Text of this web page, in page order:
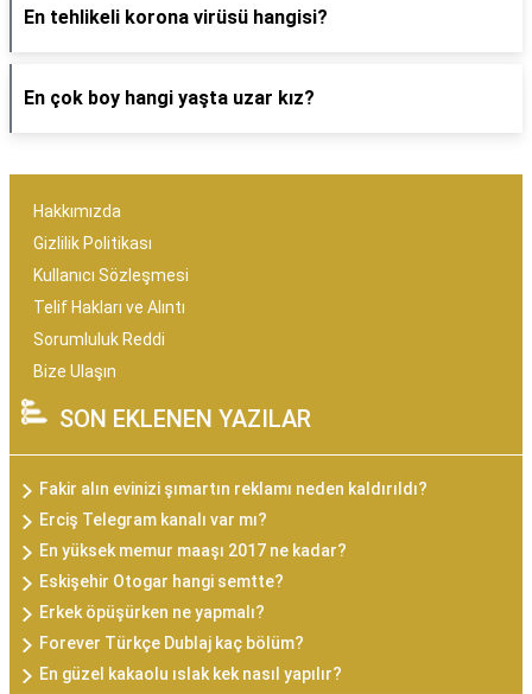
En tehlikeli korona virüsü hangisi?
En çok boy hangi yaşta uzar kız?
Hakkımızda
Gizlilik Politikası
Kullanıcı Sözleşmesi
Telif Hakları ve Alıntı
Sorumluluk Reddi
Bize Ulaşın
SON EKLENEN YAZILAR
Fakir alın evinizi şımartın reklamı neden kaldırıldı?
Erciş Telegram kanalı var mı?
En yüksek memur maaşı 2017 ne kadar?
Eskişehir Otogar hangi semtte?
Erkek öpüşürken ne yapmalı?
Forever Türkçe Dublaj kaç bölüm?
En güzel kakaolu ıslak kek nasıl yapılır?